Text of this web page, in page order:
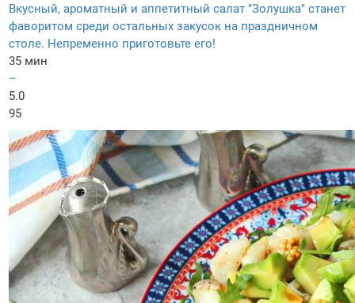
Вкусный, ароматный и аппетитный салат "Золушка" станет
фаворитом среди остальных закусок на праздничном
столе. Непременно приготовьте его!
35 мин
–
5.0
95